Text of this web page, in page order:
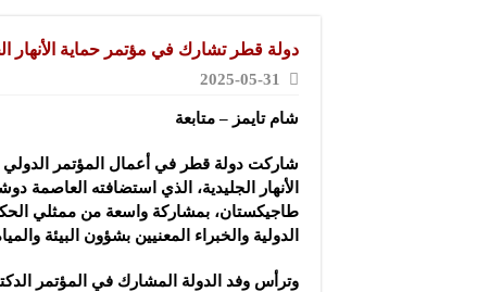
دولة قطر تشارك في مؤتمر حماية الأنهار
2025-05-31
شام تايمز – متابعة
شاركت دولة قطر في أعمال المؤتمر الدولي
الأنهار الجليدية، الذي استضافته العاصمة
طاجيكستان، بمشاركة واسعة من ممثلي
الدولية والخبراء المعنيين بشؤون البيئة
وترأس وفد الدولة المشارك في المؤتمر